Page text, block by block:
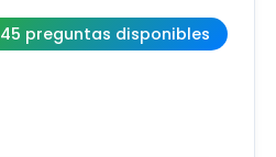
45 preguntas disponibles